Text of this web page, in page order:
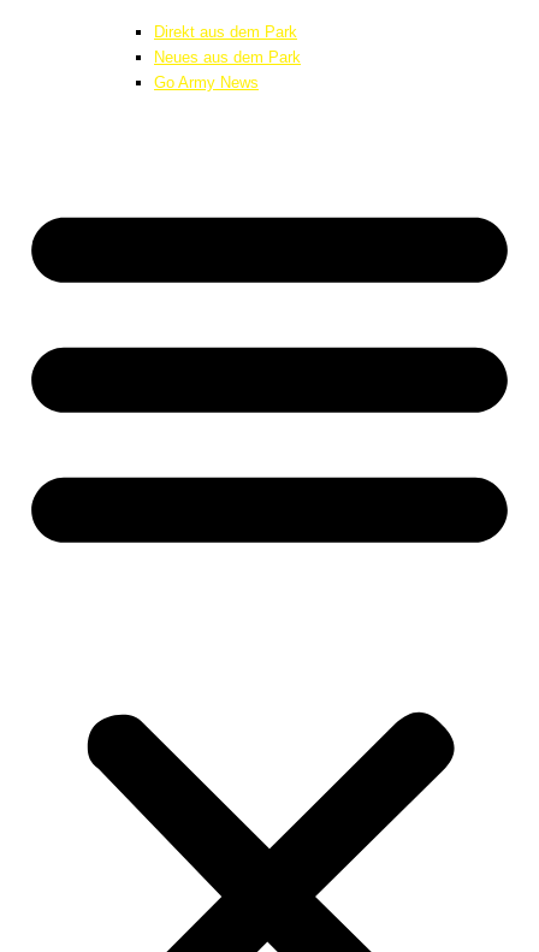
Direkt aus dem Park
Neues aus dem Park
Go Army News